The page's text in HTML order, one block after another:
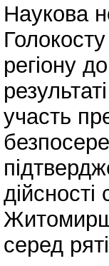
Наукова
регіону
участь
серед